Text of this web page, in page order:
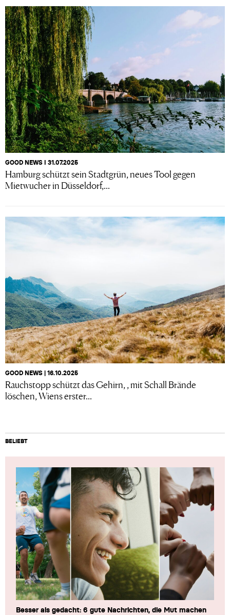
GOOD NEWS I 31.07.2025
Hamburg schützt sein Stadtgrün, neues Tool gegen
Mietwucher in Düsseldorf,...
GOOD NEWS | 16.10.2025
Rauchstopp schützt das Gehirn, , mit Schall Brände
löschen, Wiens erster...
BELIEBT
Besser als gedacht: 6 gute Nachrichten, die Mut machen